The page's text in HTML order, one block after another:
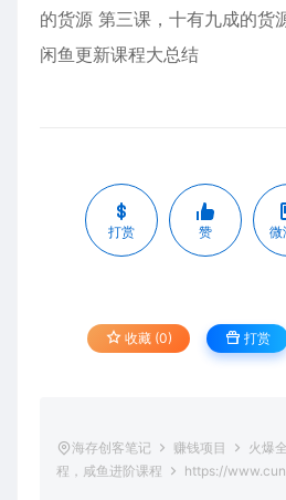
的货源 第三课，十有九成的货
闲鱼更新课程大总结
打赏 赞 微
收藏 (0) 打赏
海存创客笔记 赚钱项目
火爆
程，咸鱼进阶课程
https://